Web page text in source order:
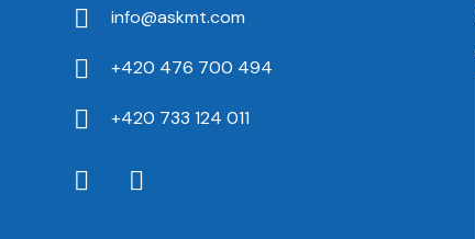
info@askmt.com
+420 476 700 494
+420 733 124 011